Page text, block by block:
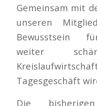
Gemeinsam mit
unseren
Bewusstsein
weiter
Tagesgeschäft
Die bisherigen